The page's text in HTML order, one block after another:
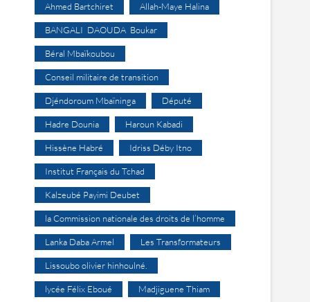
Ahmed Bartchiret Allah-Maye Halina
BANGALI DAOUDA Boukar
Béral Mbaïkoubou
Conseil militaire de transition
Djéndoroum Mbaïninga Député
Hadre Dounia Haroun Kabadi
Hissène Habré Idriss Déby Itno
Institut Français du Tchad
Kalzeubé Payimi Deubet
la Commission nationale des droits de l’homme
Lanka Daba Armel Les Transformateurs
Lissoubo olivier hinhoulné.
lycée Félix Eboué Madjiguene Thiam